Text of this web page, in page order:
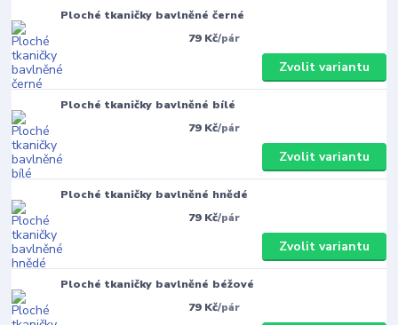
Ploché tkaničky bavlněné černé
79 Kč/pár
Zvolit variantu
Ploché tkaničky bavlněné bílé
79 Kč/pár
Zvolit variantu
Ploché tkaničky bavlněné hnědé
79 Kč/pár
Zvolit variantu
Ploché tkaničky bavlněné béžové
79 Kč/pár